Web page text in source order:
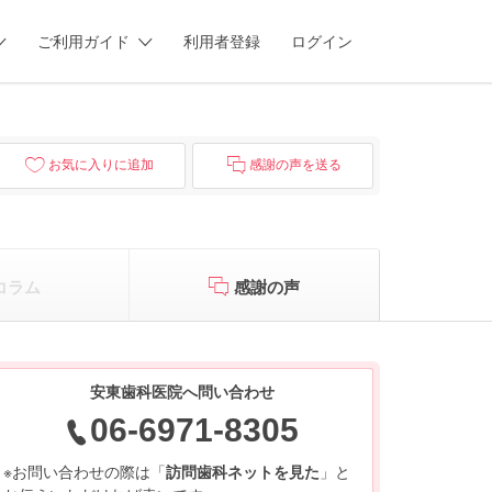
ご利用ガイド 利用者登録 ログイン
お気に入りに追加 感謝の声を送る
ラム 感謝の声
安東歯科医院へ問い合わせ
06-6971-8305
※お問い合わせの際は「訪問歯科ネットを見た 」と